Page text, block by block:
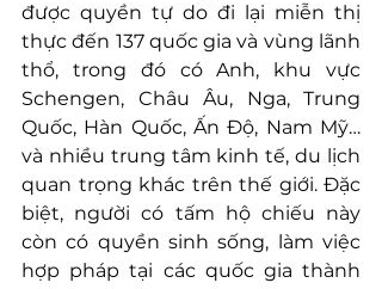
được quyền tự do đi lại miễn thị
thực đến 137 quốc gia và vùng lãnh
thổ, trong đó có Anh, khu vực
Schengen, Châu Âu, Nga, Trung
Quốc, Hàn Quốc, Ấn Độ, Nam Mỹ…
và nhiều trung tâm kinh tế, du lịch
quan trọng khác trên thế giới. Đặc
biệt, người có tấm hộ chiếu này
còn có quyền sinh sống, làm việc
hợp pháp tại các quốc gia thành